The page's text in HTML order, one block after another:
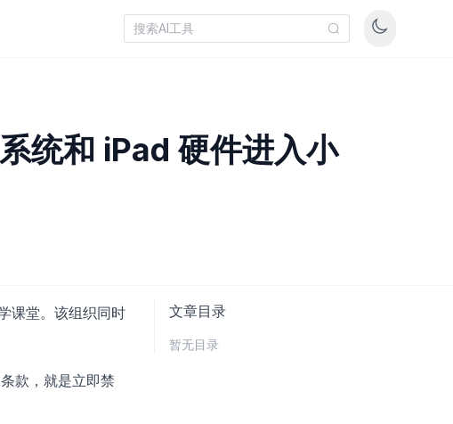
统和 iPad 硬件进入小
课堂。该组织同时
款，就是立即禁
文章目录
暂无目录